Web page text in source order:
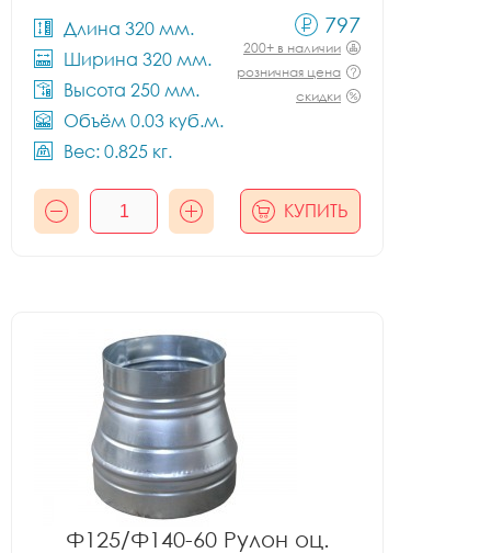
Длина 320 мм.
Ширина 320 мм.
Высота 250 мм.
Объём 0.03 куб.м.
Вес: 0.825 кг.
797
200+ в наличии
розничная цена
скидки
КУПИТЬ
Ф125/Ф140-60 Рулон оц.